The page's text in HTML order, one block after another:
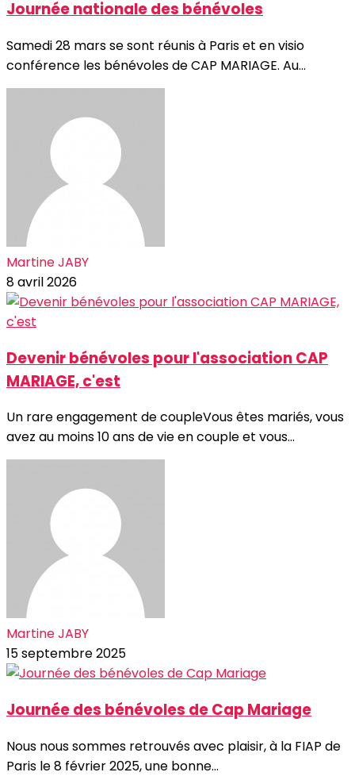
Journée nationale des bénévoles
Samedi 28 mars se sont réunis à Paris et en visio
conférence les bénévoles de CAP MARIAGE. Au...
Martine JABY
8 avril 2026
Devenir bénévoles pour l'association CAP
MARIAGE, c'est
Un rare engagement de coupleVous êtes mariés, vous
avez au moins 10 ans de vie en couple et vous...
Martine JABY
15 septembre 2025
Journée des bénévoles de Cap Mariage
Nous nous sommes retrouvés avec plaisir, à la FIAP de
Paris le 8 février 2025, une bonne...